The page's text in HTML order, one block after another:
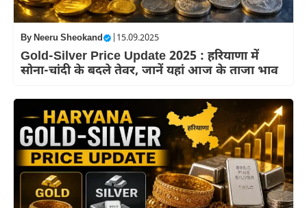
ByNeeru Sheokand 15.09.2025
Gold-Silver Price Update 2025 : हरियाणा में
सोना-चांदी के बदले तेवर, जानें यहां आज के ताजा भाव